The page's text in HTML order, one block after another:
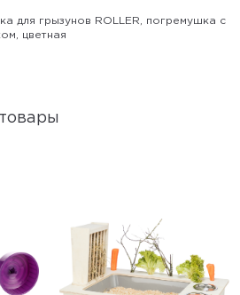
для грызунов ROLLER, погремушка с
цветная